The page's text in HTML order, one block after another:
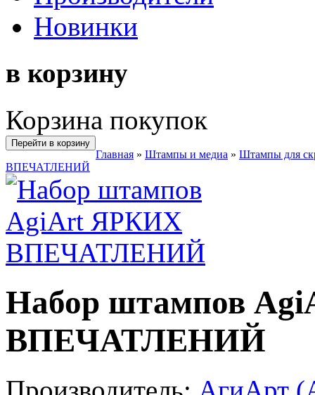
Новинки
в корзину
Корзина покупок
Перейти в корзину
Главная » Штампы и медиа » Штампы для
ВПЕЧАТЛЕНИЙ
Набор штампов
ВПЕЧАТЛЕНИЙ